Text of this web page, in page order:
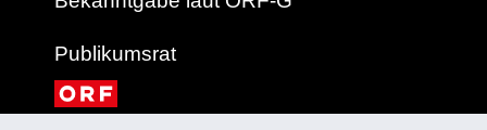
Publikumsrat